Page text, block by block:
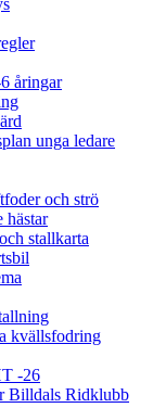
åringar
unga ledare
och strö
hästar
stallkarta
kvällsfodring
-26
Billdals Ridklubb